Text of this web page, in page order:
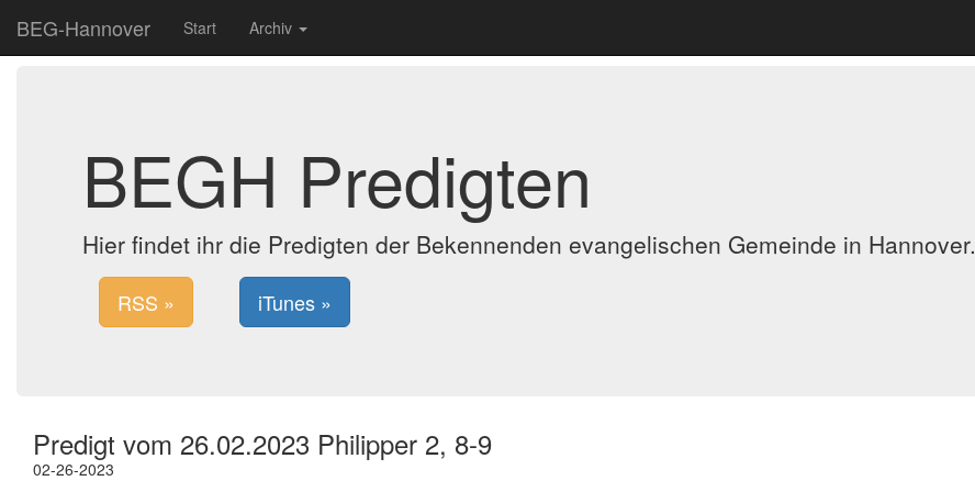
BEG-Hannover Start Archiv
BEGH Predigten
Hier findet ihr die Predigten der Bekennenden evangelischen Gemeinde in Hannover.
RSS » iTunes »
Predigt vom 26.02.2023 Philipper 2, 8-9
02-26-2023